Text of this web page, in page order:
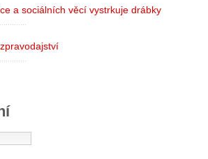
a sociálních věcí vystrkuje drábky